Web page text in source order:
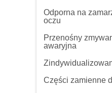
Odporna na
oczu
Przenośny
awaryjna
Części zamienne